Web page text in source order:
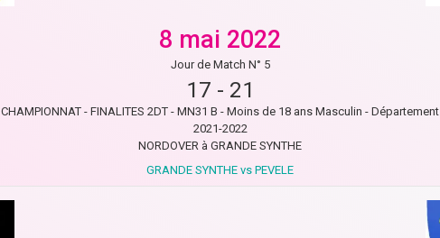
8 mai 2022
Jour de Match N° 5
17 - 21
CHAMPIONNAT - FINALITES 2DT - MN31 B - Moins de 18 ans Masculin - Département
2021-2022
NORDOVER à GRANDE SYNTHE
GRANDE SYNTHE vs PEVELE